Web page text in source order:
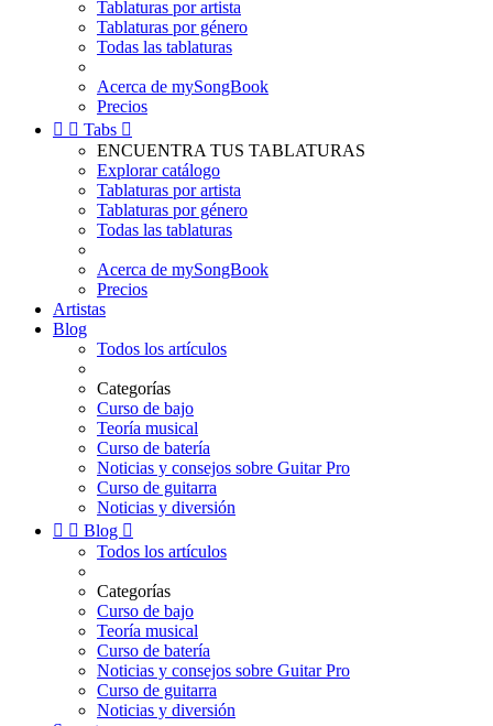
Tablaturas por artista
Tablaturas por género
Todas las tablaturas
Acerca de mySongBook
Precios
  Tabs 
ENCUENTRA TUS TABLATURAS
Explorar catálogo
Tablaturas por artista
Tablaturas por género
Todas las tablaturas
Acerca de mySongBook
Precios
Artistas
Blog
Todos los artículos
Categorías
Curso de bajo
Teoría musical
Curso de batería
Noticias y consejos sobre Guitar Pro
Curso de guitarra
Noticias y diversión
  Blog 
Todos los artículos
Categorías
Curso de bajo
Teoría musical
Curso de batería
Noticias y consejos sobre Guitar Pro
Curso de guitarra
Noticias y diversión